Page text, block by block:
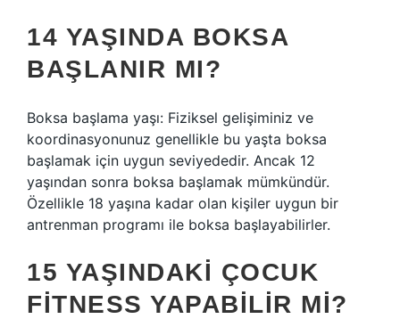
14 YAŞINDA BOKSA
BAŞLANIR MI?
Boksa başlama yaşı: Fiziksel gelişiminiz ve
koordinasyonunuz genellikle bu yaşta boksa
başlamak için uygun seviyededir. Ancak 12
yaşından sonra boksa başlamak mümkündür.
Özellikle 18 yaşına kadar olan kişiler uygun bir
antrenman programı ile boksa başlayabilirler.
15 YAŞINDAKI ÇOCUK
FITNESS YAPABILIR MI?